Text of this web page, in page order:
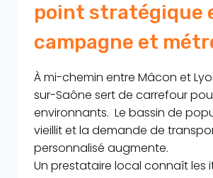
point stratégique
campagne et
À mi-chemin entre Mâcon et
sur-Saône sert de carrefour
environnants. Le bassin de
vieillit et la demande de
personnalisé augmente.
Un prestataire local connaît les